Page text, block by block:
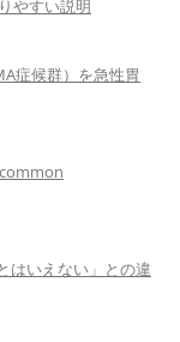
やすい説明
症候群）を急性胃
はいえない」との違